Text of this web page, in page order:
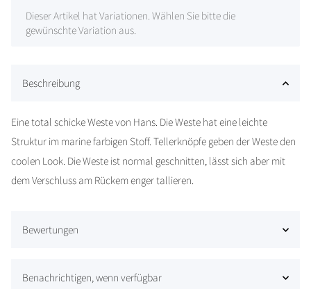
xDieser Artikel hat Variationen. Wählen Sie bitte die
gewünschte Variation aus.
Beschreibung
Eine total schicke Weste von Hans. Die Weste hat eine leichte
Struktur im marine farbigen Stoff. Tellerknöpfe geben der Weste den
coolen Look. Die Weste ist normal geschnitten, lässt sich aber mit
dem Verschluss am Rückem enger tallieren.
Bewertungen
Benachrichtigen, wenn verfügbar